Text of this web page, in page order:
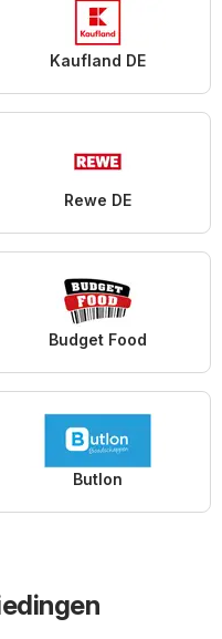
Kaufland DE
Rewe DE
Budget Food
Butlon